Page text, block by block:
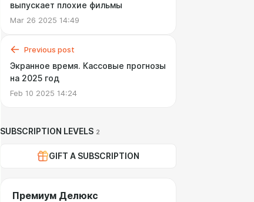
выпускает плохие фильмы
Mar 26 2025 14:49
Previous post
Экранное время. Кассовые прогнозы
на 2025 год
Feb 10 2025 14:24
SUBSCRIPTION LEVELS 2
GIFT A SUBSCRIPTION
Премиум Делюкс